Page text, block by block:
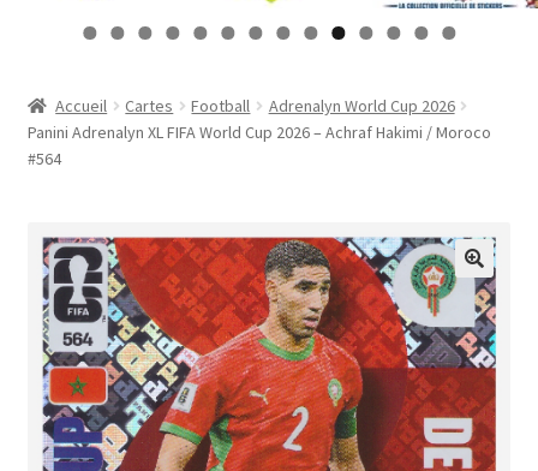
Contact
Mon compte
Page d’exemple
Validation de la commande
0 1 2 3 4
Accueil Cartes Football
Adrenalyn World Cup 2026
Panini Adrenalyn XL FIFA World Cup 2026 – Achraf Hakimi / Moroco
#564